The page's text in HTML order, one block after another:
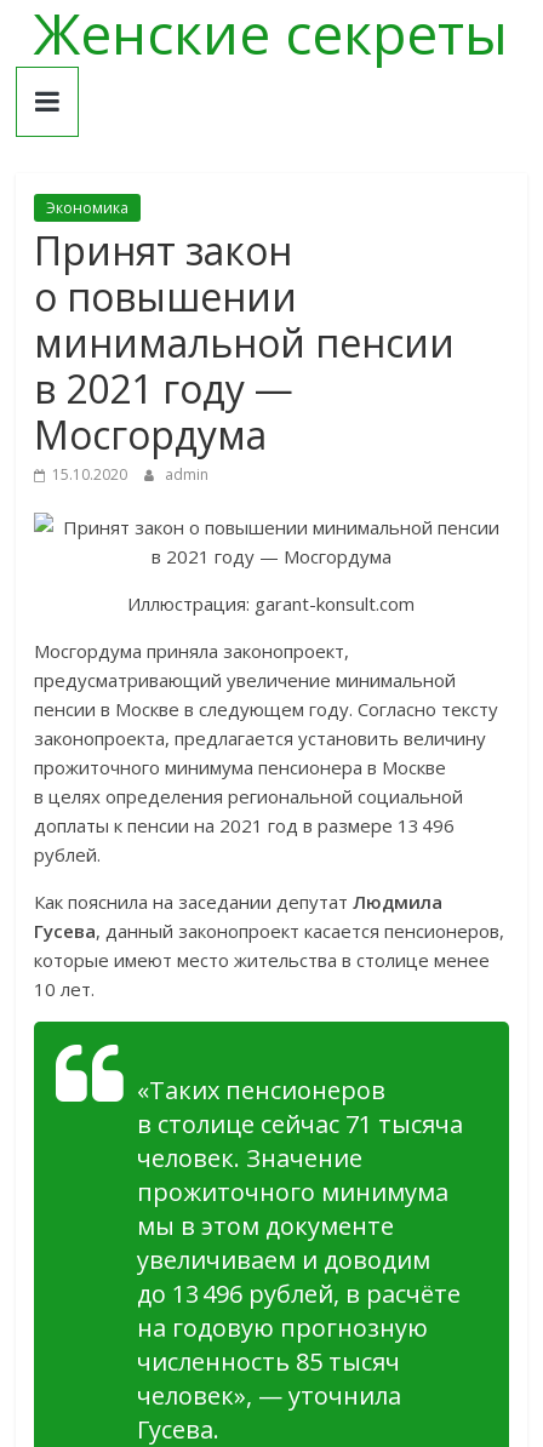
Skip
content
Женские секреты
Экономика
Принят закон
о повышении
минимальной пенсии
в 2021 году —
Мосгордума
15.10.2020 admin
Иллюстрация: garant-konsult.com
Мосгордума приняла законопроект,
предусматривающий увеличение минимальной
пенсии в Москве в следующем году. Согласно тексту
законопроекта, предлагается установить величину
прожиточного минимума пенсионера в Москве
в целях определения региональной социальной
доплаты к пенсии на 2021 год в размере 13 496
рублей.
Как пояснила на заседании депутатЛюдмила
Гусева, данный законопроект касается пенсионеров,
которые имеют место жительства в столице менее
10 лет.
«Таких пенсионеров
в столице сейчас 71 тысяча
человек. Значение
прожиточного минимума
мы в этом документе
увеличиваем и доводим
до 13 496 рублей, в расчёте
на годовую прогнозную
численность 85 тысяч
человек», — уточнила
Гусева.